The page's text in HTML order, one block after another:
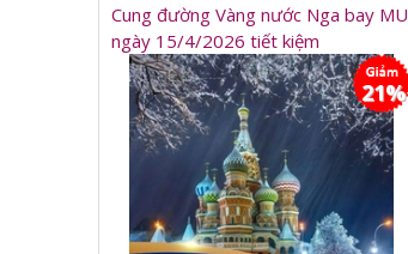
Cung đường Vàng nước Nga bay MU
ngày 15/4/2026 tiết kiệm
21%